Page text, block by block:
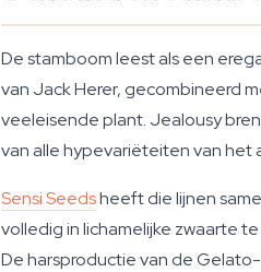
De stamboom leest als een
van Jack Herer, gecombineerd
veeleisende plant. Jealousy
van alle hypevariëteiten van het
Sensi Seedsheeft die lijnen
volledig in lichamelijke zwaarte
De harsproductie van de